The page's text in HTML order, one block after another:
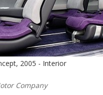
2005 - Interior
Company